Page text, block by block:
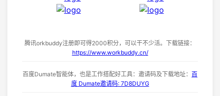
腾讯orkbuddy注册即可得2000积分，可以干不少活。下载链接：
https://www.workbuddy.cn/
百度Dumate智能体，也是工作搭配好工具：邀请码及下载地址： 百
度 Dumate邀请码: 7D8DUYG